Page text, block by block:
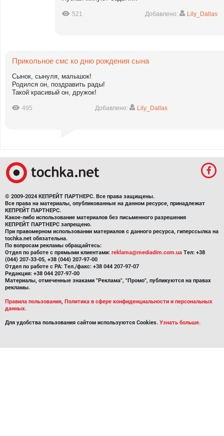
521 Добавлено: Lily_Dallas
Прикольное смс ко дню рождения сына
Сынок, сынуля, малышок!
Родился он, поздравить рады!
Такой красивый он, дружок!
495 Добавлено: Lily_Dallas
© 2009-2024 КЕПРЕЙТ ПАРТНЕРС. Все права защищены.
Все права на материалы, опубликованные на данном ресурсе, принадлежат
КЕПРЕЙТ ПАРТНЕРС.
Какое-либо использование материалов без письменного разрешения
КЕПРЕЙТ ПАРТНЕРС запрещено.
При правомерном использовании материалов с данного ресурса, гиперссылка на
tochka.net обязательна.
По вопросам рекламы обращайтесь:
Отдел по работе с прямыми клиентами: reklama@mediadim.com.ua Тел: +38
(044) 207-33-05, +38 (044) 207-97-00
Отдел по работе с РА: Тел./факс: +38 044 207-97-07
Редакция: +38 044 207-97-00
Материалы, отмеченные знаками "Реклама", "Промо", публикуются на правах
рекламы.
Правила пользования, Политика в сфере конфиденциальности и персональных
данных.
Для удобства пользования сайтом используются Cookies. Узнать больше.